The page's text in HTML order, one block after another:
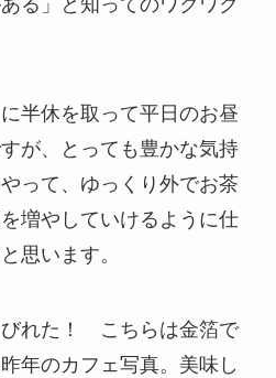
半休を取って平日のお昼
が、とっても豊かな気持
って、ゆっくり外でお茶
増やしていけるように仕
思います。
びれた！ こちらは金箔で
年のカフェ写真。美味し